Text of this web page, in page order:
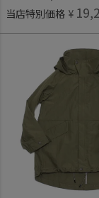
当店特別価格 ¥